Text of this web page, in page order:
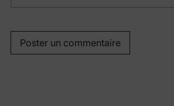
Poster un commentaire